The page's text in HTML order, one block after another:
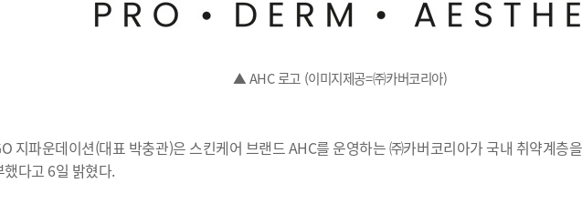
▲ AHC 로고 (이미지제공=㈜카버코리아)
지파운데이션(대표 박충관)은 스킨케어 브랜드 AHC를 운영하는 ㈜카버코리아가 국내 취약계층
다고 6일 밝혔다.